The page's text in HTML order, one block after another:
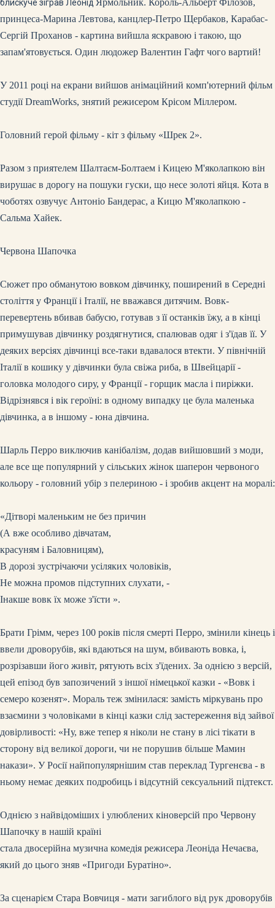
блискуче зіграв Леонід
принцеса-Марина Левтова, канцлер-Петро Щербаков, Карабас-
Сергій Проханов - картина вийшла яскравою і такою, що
запам'ятовується. Один людожер Валентин Гафт чого вартий!
У 2011 році на екрани вийшов анімаційний комп'ютерний фільм
студії DreamWorks, знятий режисером Крісом Міллером.
Головний герой фільму - кіт з фільму «Шрек 2».
Разом з приятелем Шалтаєм-Болтаем і Кицею М'яколапкою він
вирушає в дорогу на пошуки гуски, що несе золоті яйця. Кота в
чоботях озвучує Антоніо Бандерас, а Кицю М'яколапкою -
Сальма Хайек.
Червона Шапочка
Сюжет про обманутою вовком дівчинку, поширений в Середні
століття у Франції і Італії, не вважався дитячим. Вовк-
перевертень вбивав бабусю, готував з її останків їжу, а в кінці
примушував дівчинку роздягнутися, спалював одяг і з'їдав її. У
деяких версіях дівчинці все-таки вдавалося втекти. У північній
Італії в кошику у дівчинки була свіжа риба, в Швейцарії -
головка молодого сиру, у Франції - горщик масла і пиріжки.
Відрізнявся і вік героїні: в одному випадку це була маленька
дівчинка, а в іншому - юна дівчина.
Шарль Перро виключив канібалізм, додав вийшовший з моди,
але все ще популярний у сільських жінок шаперон червоного
кольору - головний убір з пелериною - і зробив акцент на моралі:
«Дітворі маленьким не без причин
(А вже особливо дівчатам,
красуням і Баловницям),
В дорозі зустрічаючи усіляких чоловіків,
Не можна промов підступних слухати, -
Інакше вовк їх може з'їсти ».
Брати Грімм, через 100 років після смерті Перро, змінили кінець і
ввели дроворубів, які вдаються на шум, вбивають вовка, і,
розрізавши його живіт, рятують всіх з'їдених. За однією з версій,
цей епізод був запозичений з іншої німецької казки - «Вовк і
семеро козенят». Мораль теж змінилася: замість міркувань про
взаємини з чоловіками в кінці казки слід застереження від зайвої
довірливості: «Ну, вже тепер я ніколи не стану в лісі тікати в
сторону від великої дороги, чи не порушив більше Мамин
накази». У Росії найпопулярнішим став переклад Тургенєва - в
ньому немає деяких подробиць і відсутній сексуальний підтекст.
Однією з найвідоміших і улюблених кіноверсій про Червону
Шапочку в нашій країні
стала двосерійна музична комедія режисера Леоніда Нечаєва,
який до цього зняв «Пригоди Буратіно».
За сценарієм Стара Вовчиця - мати загиблого від рук дроворубів